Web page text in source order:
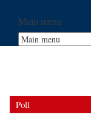
Main menu
Poll